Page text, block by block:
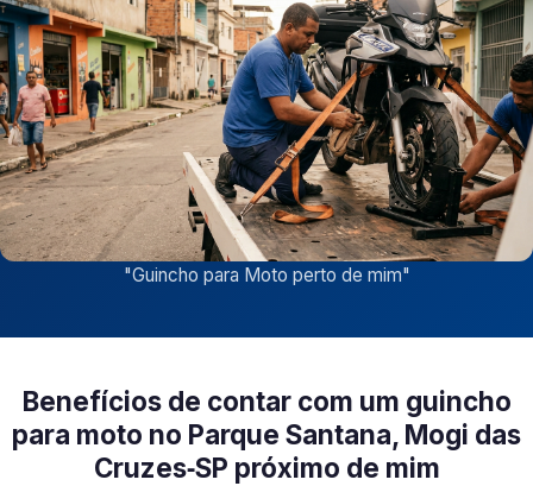
"Guincho para Moto perto de mim"
Benefícios de contar com um guincho
para moto no Parque Santana, Mogi das
Cruzes‑SP próximo de mim